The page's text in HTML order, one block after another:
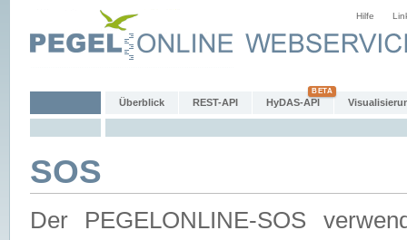
Hilfe
Überblick REST-API HyDAS-API
SOS
Der PEGELONLINE-SOS